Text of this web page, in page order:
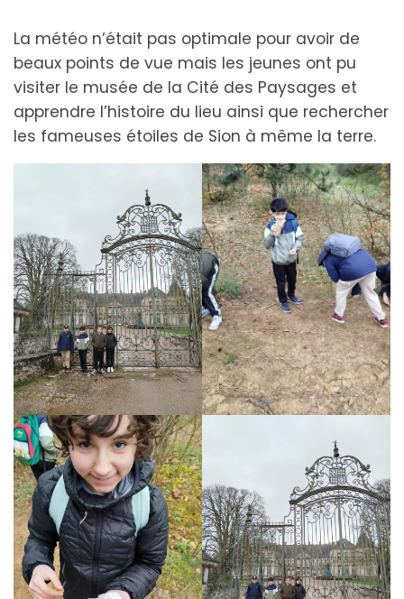
La météo n’était pas optimale pour avoir de
beaux points de vue mais les jeunes ont pu
visiter le musée de la Cité des Paysages et
apprendre l’histoire du lieu ainsi que rechercher
les fameuses étoiles de Sion à même la terre.